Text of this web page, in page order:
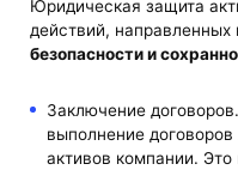
Юридическая защита
действий,
безопасности и
Заключение
выполнение
активов компании. Это